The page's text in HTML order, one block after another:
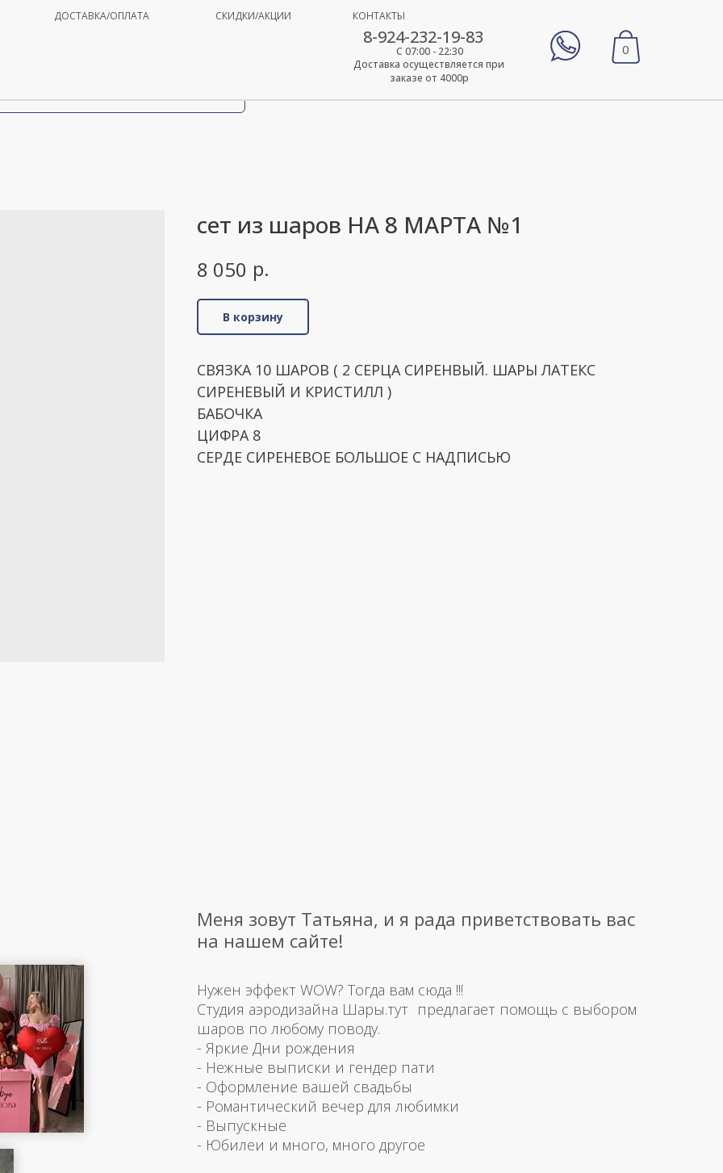
СКИДКИ/АКЦИИ
ДОСТАВКА/ОПЛАТА КОНТАКТЫ
8-924-232-19-83
Доставка осуществляется при
заказе от 4000р
С 07:00 - 22:30 0
сет из шаров НА 8 МАРТА №1
8 050 р.
В корзину
СВЯЗКА 10 ШАРОВ ( 2 СЕРЦА СИРЕНВЫЙ. ШАРЫ ЛАТЕКС
СИРЕНЕВЫЙ И КРИСТИЛЛ )
БАБОЧКА
ЦИФРА 8
СЕРДЕ СИРЕНЕВОЕ БОЛЬШОЕ С НАДПИСЬЮ
Меня зовут Татьяна, и я рада приветствовать вас
на нашем сайте!
Нужен эффект WOW? Тогда вам сюда !!!
Студия аэродизайна Шары.тут предлагает помощь с выбором
шаров по любому поводу.
- Яркие Дни рождения
- Нежные выписки и гендер пати
- Оформление вашей свадьбы
- Романтический вечер для любимки
- Выпускные
- Юбилеи и много, много другое